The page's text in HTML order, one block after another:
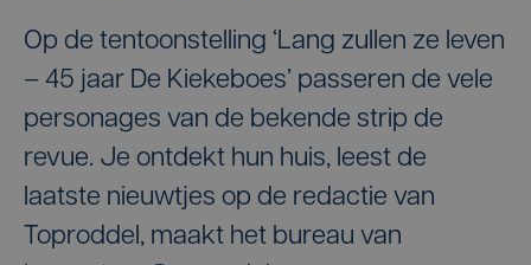
Op de tentoonstelling ‘Lang zullen ze leven
– 45 jaar De Kiekeboes’ passeren de vele
personages van de bekende strip de
revue. Je ontdekt hun huis, leest de
laatste nieuwtjes op de redactie van
Toproddel, maakt het bureau van